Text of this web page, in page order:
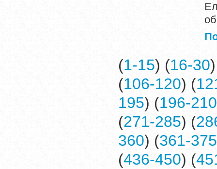
(1-15) (16-30
(106-120) (
195) (196-210
(271-285) (
360) (361-375
(436-450) (